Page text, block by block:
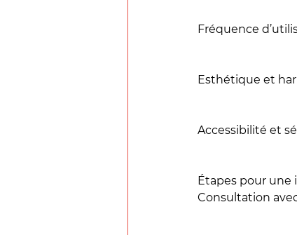
Fréquence
Esthétique et
Accessibilité et
Étapes pour une
Consultation